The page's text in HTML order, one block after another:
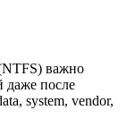
важно
после
system, vendor,